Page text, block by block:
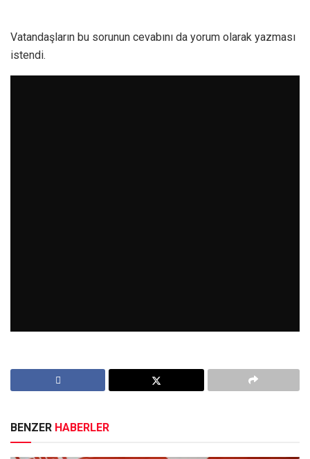
Vatandaşların bu sorunun cevabını da yorum olarak yazması
istendi.
BENZER HABERLER